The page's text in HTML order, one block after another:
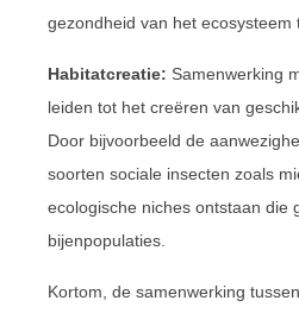
gezondheid van het ecosysteem
Habitatcreatie: Samenwerking
leiden tot het creëren van
Door bijvoorbeeld de
soorten sociale insecten zoals
ecologische niches ontstaan die
bijenpopulaties.
Kortom, de samenwerking